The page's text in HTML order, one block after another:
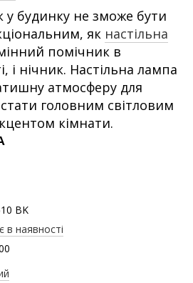
у будинку не зможе бути
як настільна
помічник в
і нічник. Настільна лампа
атмосферу для
стати головним світловим
кімнати.
BK
в наявності